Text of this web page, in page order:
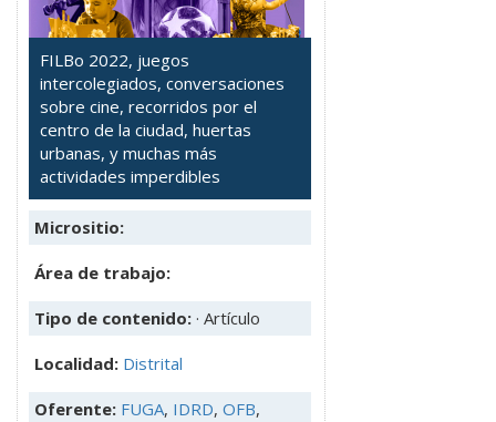
FILBo 2022, juegos
intercolegiados, conversaciones
sobre cine, recorridos por el
centro de la ciudad, huertas
urbanas, y muchas más
actividades imperdibles
Micrositio:
Área de trabajo:
Tipo de contenido: · Artículo
Localidad: Distrital
Oferente: FUGA, IDRD, OFB,